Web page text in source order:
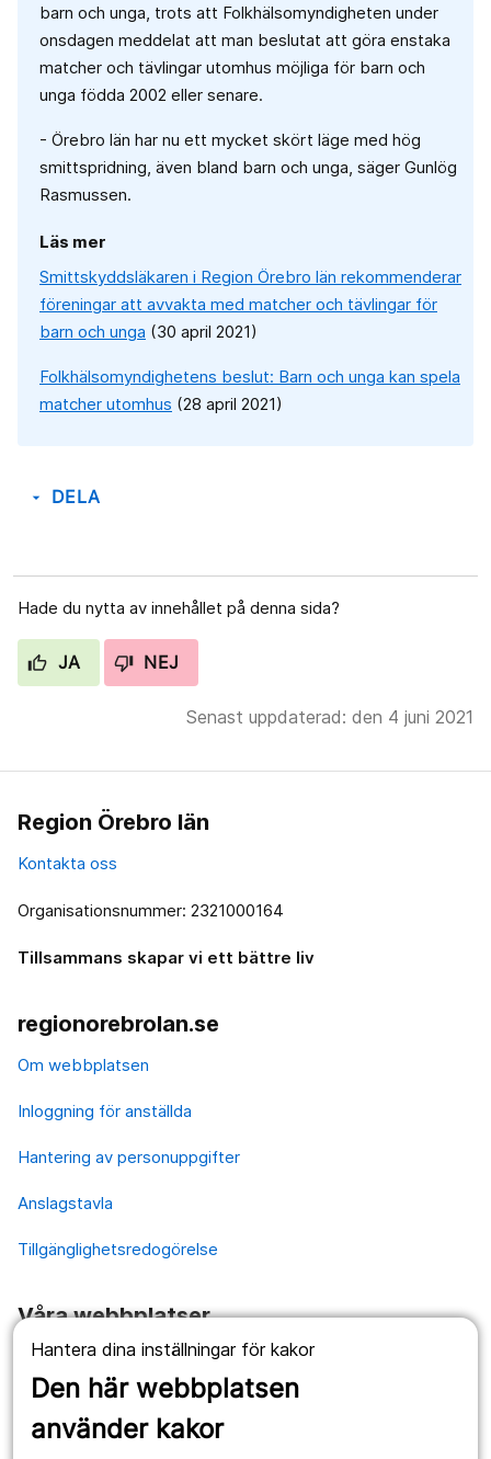
Hantera dina inställningar för kakor
Den här webbplatsen
använder kakor
barn och unga, trots att Folkhälsomyndigheten under
onsdagen meddelat att man beslutat att göra enstaka
matcher och tävlingar utomhus möjliga för barn och
unga födda 2002 eller senare.
- Örebro län har nu ett mycket skört läge med hög
smittspridning, även bland barn och unga, säger Gunlög
Rasmussen.
Läs mer
Smittskyddsläkaren i Region Örebro län rekommenderar
föreningar att avvakta med matcher och tävlingar för
barn och unga (30 april 2021)
Folkhälsomyndighetens beslut: Barn och unga kan spela
matcher utomhus (28 april 2021)
arrow_drop_down DELA
Hade du nytta av innehållet på denna sida?
JA NEJ
Senast uppdaterad: den 4 juni 2021
Region Örebro län
Kontakta oss
Organisationsnummer: 2321000164
Tillsammans skapar vi ett bättre liv
regionorebrolan.se
Om webbplatsen
Inloggning för anställda
Hantering av personuppgifter
Anslagstavla
Tillgänglighetsredogörelse
Våra webbplatser
1177.se
Länstrafiken